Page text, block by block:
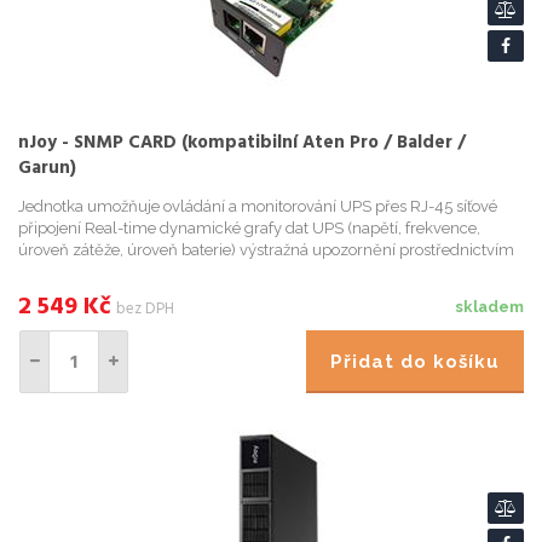
nJoy - SNMP CARD (kompatibilní Aten Pro / Balder /
Garun)
Jednotka umožňuje ovládání a monitorování UPS přes RJ-45 síťové
připojení Real-time dynamické grafy dat UPS (napětí, frekvence,
úroveň zátěže, úroveň baterie) výstražná upozornění prostřednictvím
skladem
2 549Kč bez DPH
Přidat do košíku